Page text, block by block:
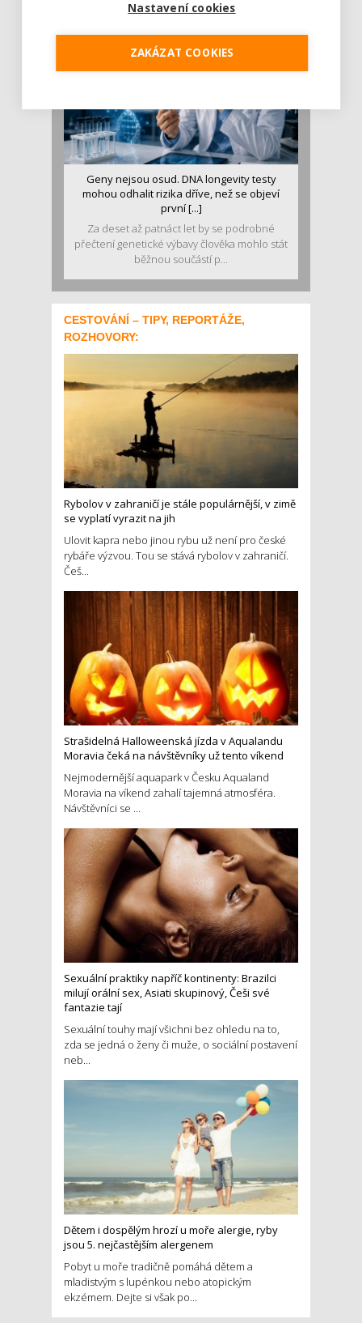
Geny nejsou osud. DNA longevity testy
mohou odhalit rizika dříve, než se objeví
první [...]
Za deset až patnáct let by se podrobné
přečtení genetické výbavy člověka mohlo stát
běžnou součástí p...
CESTOVÁNÍ – TIPY, REPORTÁŽE,
ROZHOVORY:
Rybolov v zahraničí je stále populárnější, v zimě
se vyplatí vyrazit na jih
Ulovit kapra nebo jinou rybu už není pro české
rybáře výzvou. Tou se stává rybolov v zahraničí.
Češ...
Strašidelná Halloweenská jízda v Aqualandu
Moravia čeká na návštěvníky už tento víkend
Nejmodernější aquapark v Česku Aqualand
Moravia na víkend zahalí tajemná atmosféra.
Návštěvníci se ...
Sexuální praktiky napříč kontinenty: Brazilci
milují orální sex, Asiati skupinový, Češi své
fantazie tají
Sexuální touhy mají všichni bez ohledu na to,
zda se jedná o ženy či muže, o sociální postavení
neb...
Dětem i dospělým hrozí u moře alergie, ryby
jsou 5. nejčastějším alergenem
Pobyt u moře tradičně pomáhá dětem a
mladistvým s lupénkou nebo atopickým
ekzémem. Dejte si však po...
Nastavení cookies
ZAKÁZAT COOKIES